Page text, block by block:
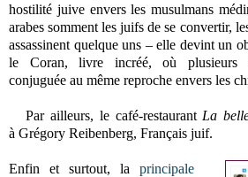
hostilité juive envers les musulmans
arabes somment les juifs de se convertir,
assassinent quelque uns – elle devint un
le Coran, livre incréé, où plusieurs
conjuguée au même reproche envers les
Par ailleurs, le café-restaurant La
à Grégory Reibenberg, Français juif.
Enfin et surtout, laprincipale